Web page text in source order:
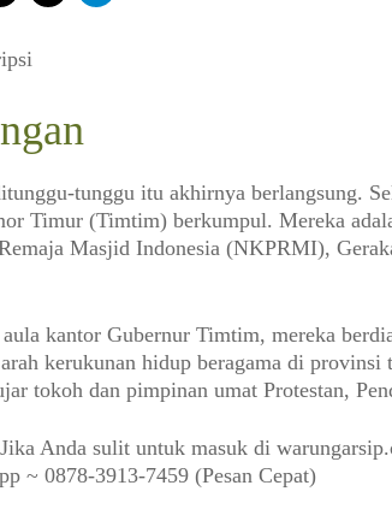
tunggu itu akhirnya berlangsung.
Timur (Timtim) berkumpul. Mereka
Masjid Indonesia (NKPRMI),
kantor Gubernur Timtim, mereka
kerukunan hidup beragama di
tokoh dan pimpinan umat Protestan,
Jika Anda sulit untuk masuk di
~ 0878-3913-7459 (Pesan Cepat)